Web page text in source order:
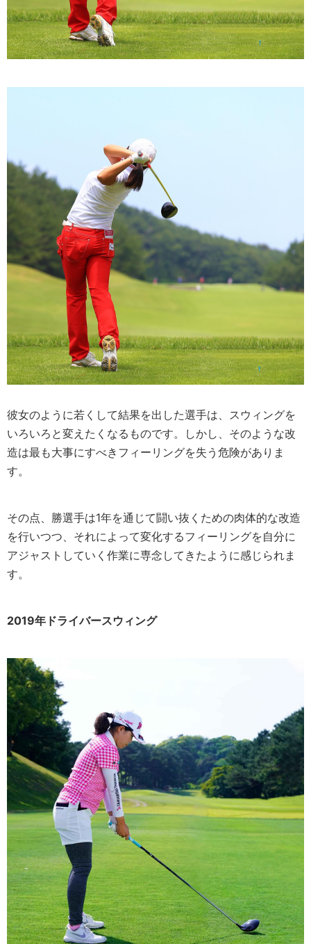
彼女のように若くして結果を出した選手は、スウィングを
いろいろと変えたくなるものです。しかし、そのような改
造は最も大事にすべきフィーリングを失う危険がありま
す。
その点、勝選手は1年を通じて闘い抜くための肉体的な改造
を行いつつ、それによって変化するフィーリングを自分に
アジャストしていく作業に専念してきたように感じられま
す。
2019年ドライバースウィング